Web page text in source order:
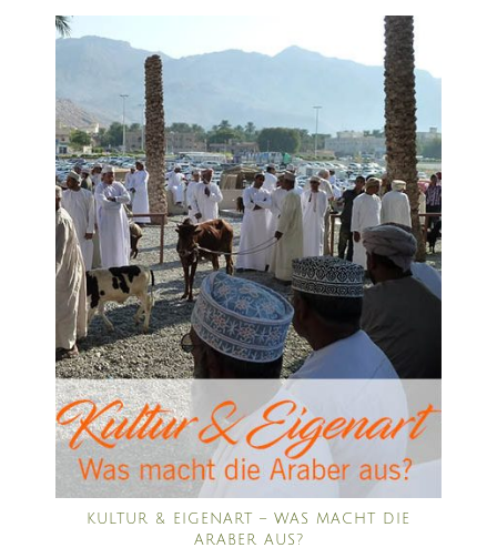
KULTUR & EIGENART – WAS MACHT DIE
ARABER AUS?